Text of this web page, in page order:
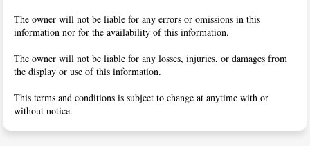
The owner will not be liable for any errors or omissions in this
information nor for the availability of this information.
The owner will not be liable for any losses, injuries, or damages from
the display or use of this information.
This terms and conditions is subject to change at anytime with or
without notice.